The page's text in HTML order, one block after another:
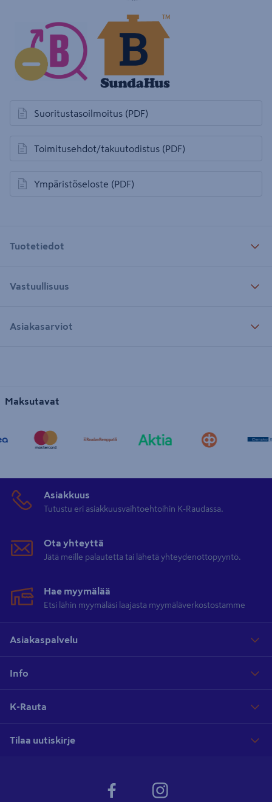
Suoritustasoilmoitus (PDF)
avautuu uuteen välilehteen
Toimitusehdot/takuutodistus (PDF)
avautuu uuteen välilehteen
Ympäristöseloste (PDF)
avautuu uuteen välilehteen
Tuotetiedot
Vastuullisuus
Asiakasarviot
Maksutavat
Asiakkuus
Tutustu eri asiakkuusvaihtoehtoihin K-Raudassa.
Ota yhteyttä
Jätä meille palautetta tai lähetä yhteydenottopyyntö.
Hae myymälää
Etsi lähin myymäläsi laajasta myymäläverkostostamme
Asiakaspalvelu
Info
K-Rauta
Tilaa uutiskirje